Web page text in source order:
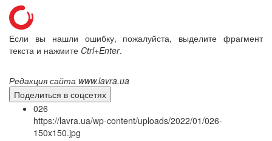
Если вы нашли ошибку, пожалуйста, выделите фрагмент
текста и нажмите Ctrl+Enter.
Редакция сайта www.lavra.ua
Поделиться в соцсетях
026
https://lavra.ua/wp-content/uploads/2022/01/026-
150x150.jpg